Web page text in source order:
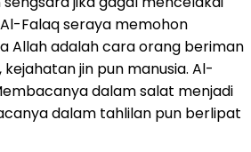
Falaq seraya memohon
Allah adalah cara orang beriman
jin pun manusia. Al-
dalam salat menjadi
dalam tahlilan pun berlipat